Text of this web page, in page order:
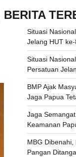
BERITA
Situasi
Jelang HUT
Situasi
Persatuan
BMP Ajak
Jaga Papua
Jaga
Keamanan
MBG
Pangan